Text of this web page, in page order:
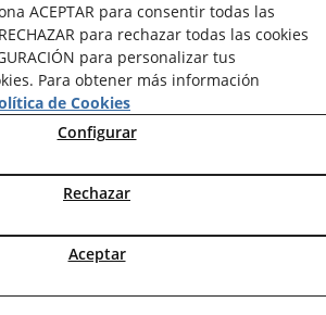
COMPRA
ACEPTAR para consentir todas las
para rechazar todas las cookies
para personalizar tus
Para obtener más información
de Cookies
Configurar
Rechazar
Aceptar